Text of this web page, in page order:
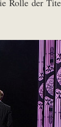
Rolle der